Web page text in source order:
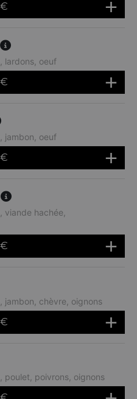
€
lardons, oeuf
€
jambon, oeuf
€
viande hachée,
€
jambon, chèvre, oignons
€
poulet, poivrons, oignons